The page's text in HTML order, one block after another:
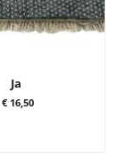
Ja
€ 16,50